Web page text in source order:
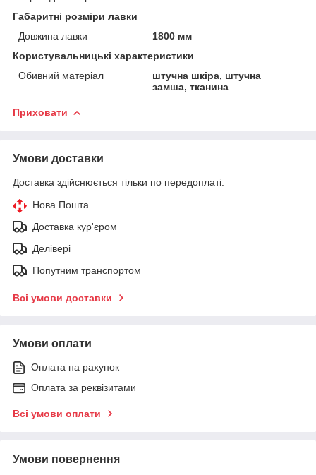
Габаритні розміри лавки
Довжина лавки
1800 мм
Користувальницькі характеристики
Обивний матеріал
штучна шкіра, штучна
замша, тканина
Приховати
Умови доставки
Доставка здійснюється тільки по передоплаті.
Нова Пошта
Доставка кур'єром
Делівері
Попутним транспортом
Всі умови доставки
Умови оплати
Оплата на рахунок
Оплата за реквізитами
Всі умови оплати
Умови повернення